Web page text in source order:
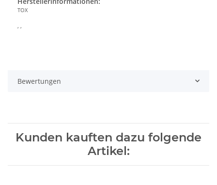
TOX
Bewertungen
Kunden kauften dazu folgende
Artikel: